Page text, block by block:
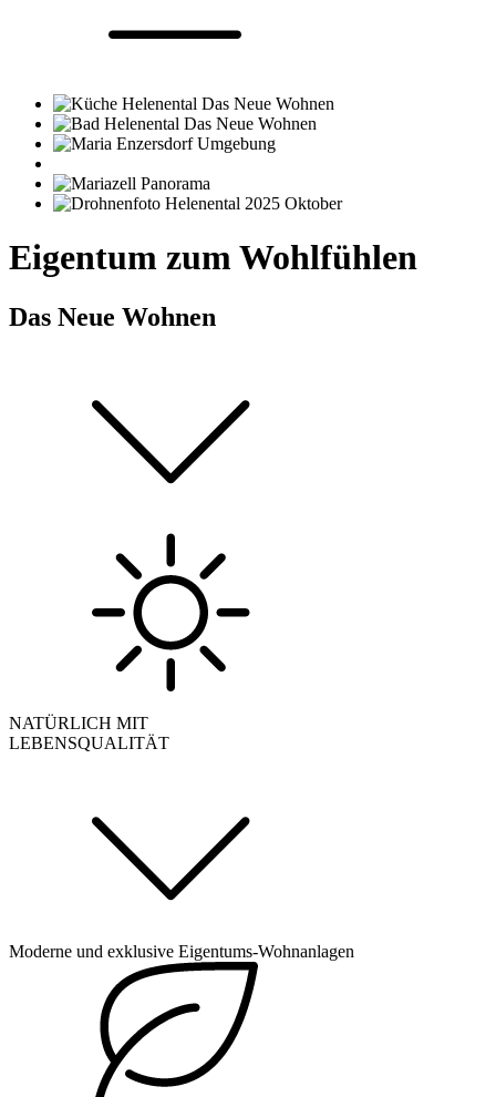
Eigentum zum Wohlfühlen
Das Neue Wohnen
NATÜRLICH MIT
LEBENSQUALITÄT
Moderne und exklusive Eigentums-Wohnanlagen